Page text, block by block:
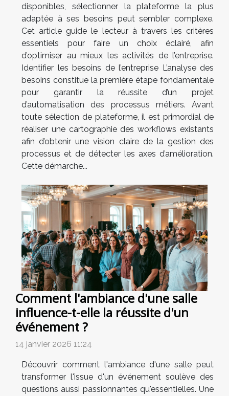
disponibles, sélectionner la plateforme la plus
adaptée à ses besoins peut sembler complexe.
Cet article guide le lecteur à travers les critères
essentiels pour faire un choix éclairé, afin
d’optimiser au mieux les activités de l’entreprise.
Identifier les besoins de l’entreprise L’analyse des
besoins constitue la première étape fondamentale
pour garantir la réussite d’un projet
d’automatisation des processus métiers. Avant
toute sélection de plateforme, il est primordial de
réaliser une cartographie des workflows existants
afin d’obtenir une vision claire de la gestion des
processus et de détecter les axes d’amélioration.
Cette démarche...
Comment l'ambiance d'une salle
influence-t-elle la réussite d'un
événement ?
14 janvier 2026 11:24
Découvrir comment l'ambiance d'une salle peut
transformer l'issue d'un événement soulève des
questions aussi passionnantes qu'essentielles. Une